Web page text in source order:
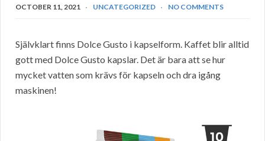
OCTOBER 11, 2021 UNCATEGORIZED NO COMMENTS
Självklart finns Dolce Gusto i kapselform. Kaffet blir alltid
gott med Dolce Gusto kapslar. Det är bara att se hur
mycket vatten som krävs för kapseln och dra igång
maskinen!